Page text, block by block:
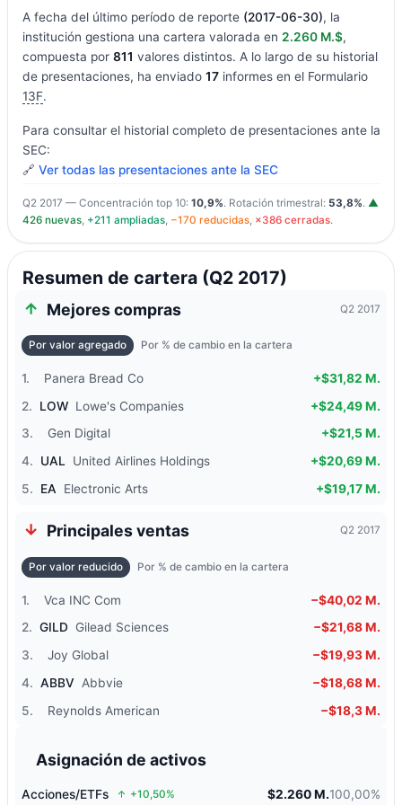
A fecha del último período de reporte (2017-06-30), la
institución gestiona una cartera valorada en 2.260 M.$,
compuesta por 811 valores distintos. A lo largo de su historial
de presentaciones, ha enviado 17informes en el Formulario
13F.
Para consultar el historial completo de presentaciones ante la
SEC:
🔗 Ver todas las presentaciones ante la SEC
Q2 2017 — Concentración top 10: 10,9%. Rotación trimestral: 53,8%. ▲
426 nuevas, +211 ampliadas, −170 reducidas, ×386 cerradas.
Resumen de cartera (Q2 2017)
Mejores compras Q2 2017
Por valor agregado Por % de cambio en la cartera
1. Panera Bread Co
+$31,82 M.
2.
LOW Lowe's Companies
+$24,49 M.
3.
Gen Digital
+$21,5 M.
4.
UAL United Airlines Holdings
+$20,69 M.
5.
EA Electronic Arts +$19,17 M.
Principales ventas Q2 2017
Por valor reducido Por % de cambio en la cartera
1. Vca INC Com
−$40,02 M.
2. GILD Gilead Sciences
−$21,68 M.
3.
Joy Global
−$19,93 M.
4. ABBV Abbvie
−$18,68 M.
5.
Reynolds American −$18,3 M.
Asignación de activos
Acciones/ETFs +10,50% $2.260 M.100,00%